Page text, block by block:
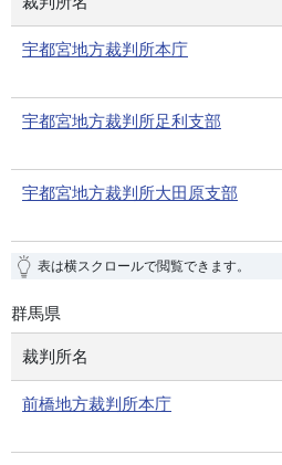
宇都宮地方裁判所本庁
宇都宮地方裁判所足利支部
宇都宮地方裁判所大田原支部
表は横スクロールで閲覧できます。
群馬県
裁判所名
前橋地方裁判所本庁